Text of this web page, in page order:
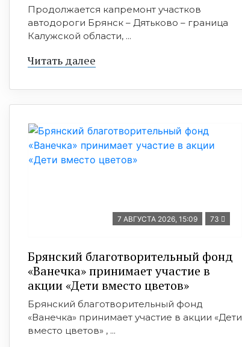
Продолжается капремонт участков
автодороги Брянск – Дятьково – граница
Калужской области, ...
Читать далее
7 АВГУСТА 2026, 15:09 73
Брянский благотворительный фонд
«Ванечка» принимает участие в
акции «Дети вместо цветов»
Брянский благотворительный фонд
«Ванечка» принимает участие в акции «Дети
вместо цветов» , ...